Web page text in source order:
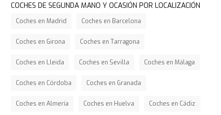
COCHES DE SEGUNDA MANO Y OCASIÓN POR LOCALIZACIÓN
Coches en Madrid Coches en Barcelona
Coches en Girona Coches en Tarragona
Coches en Lleida Coches en Sevilla Coches en Málaga
Coches en Córdoba Coches en Granada
Coches en Almería Coches en Huelva Coches en Cádiz